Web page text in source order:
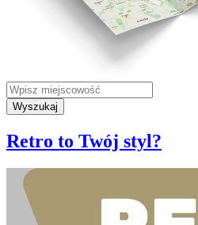
Wyszukaj
Retro to Twój styl?